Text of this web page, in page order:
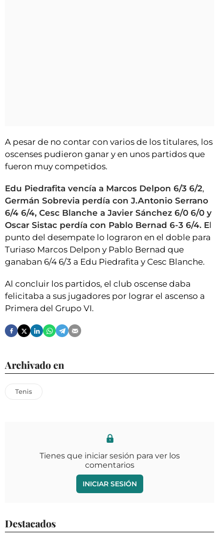
A pesar de no contar con varios de los titulares, los
oscenses pudieron ganar y en unos partidos que
fueron muy competidos.
Edu Piedrafita vencía a Marcos Delpon 6/3 6/2,
Germán Sobrevia perdía con J.Antonio Serrano
6/4 6/4, Cesc Blanche a Javier Sánchez 6/0 6/0 y
Oscar Sistac perdía con Pablo Bernad 6-3 6/4. El
punto del desempate lo lograron en el doble para
Turiaso Marcos Delpon y Pablo Bernad que
ganaban 6/4 6/3 a Edu Piedrafita y Cesc Blanche.
Al concluir los partidos, el club oscense daba
felicitaba a sus jugadores por lograr el ascenso a
Primera del Grupo VI.
Archivado en
Tenis
Tienes que iniciar sesión para ver los
comentarios
INICIAR SESIÓN
Destacados